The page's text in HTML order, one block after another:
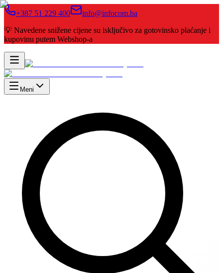
+387 51 229 400
info@infocom.ba
💡 Navedene snižene cijene su isključivo za gotovinsko plaćanje i
kupovinu putem Webshop-a
Meni